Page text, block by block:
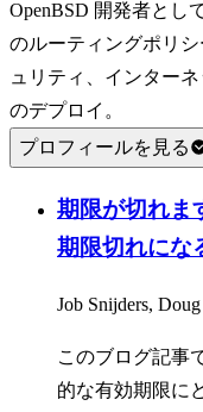
OpenBSD 開発者としても活躍
のルーティングポリ
ュリティ、インター
のデプロイ。
プロフィールを見る
期限が切れま
期限切れにな
Job Snijders,
このブログ記事
的な有効期限に